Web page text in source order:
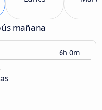
mañana
6h 0m